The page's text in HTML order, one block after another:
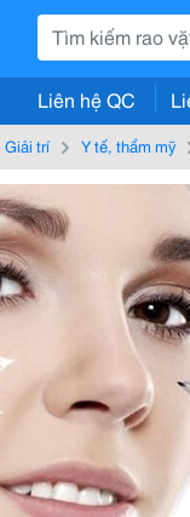
Liên hệ QC
Giải trí Y tế, thẩm mỹ